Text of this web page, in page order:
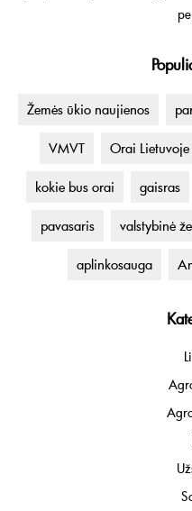
Žemės ūkio naujienos
VMVT Orai Lietuvoje
kokie bus orai gaisras
pavasaris valstybinė
aplinkosauga